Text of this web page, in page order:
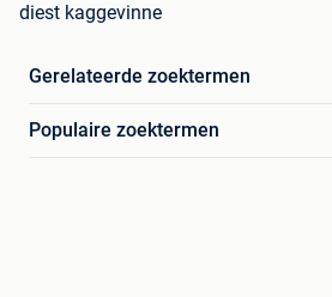
diest kaggevinne
Gerelateerde zoektermen
Populaire zoektermen